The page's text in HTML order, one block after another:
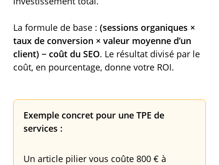
La formule de base : (sessions organiques ×
taux de conversion × valeur moyenne d’un
client) − coût du SEO. Le résultat divisé par le
coût, en pourcentage, donne votre ROI.
Exemple concret pour une TPE de
services :
Un article pilier vous coûte 800 € à